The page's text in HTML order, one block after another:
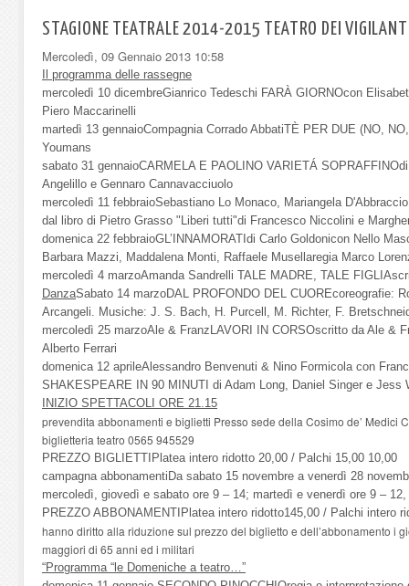
STAGIONE TEATRALE 2014-2015 TEATRO DEI
Mercoledì, 09 Gennaio 2013 10:58
Il programma delle rassegne
mercoledì 10 dicembreGianrico Tedeschi FARÀ GIORNOcon
Piero Maccarinelli
martedì 13 gennaioCompagnia Corrado AbbatiTÈ PER DUE (NO,
Youmans
sabato 31 gennaioCARMELA E PAOLINO VARIETÁ
Angelillo e Gennaro Cannavacciuolo
mercoledì 11 febbraioSebastiano Lo Monaco, Mariangela
dal libro di Pietro Grasso "Liberi tutti"di Francesco Niccolini e
domenica 22 febbraioGL’INNAMORATIdi Carlo Goldonicon Nello
Barbara Mazzi, Maddalena Monti, Raffaele Musellaregia Marco
mercoledì 4 marzoAmanda Sandrelli TALE MADRE, TALE
DanzaSabato 14 marzoDAL PROFONDO DEL CUOREcoreografie:
Arcangeli. Musiche: J. S. Bach, H. Purcell, M. Richter, F.
mercoledì 25 marzoAle & FranzLAVORI IN CORSOscritto da Ale &
Alberto Ferrari
domenica 12 aprileAlessandro Benvenuti & Nino Formicola con
SHAKESPEARE IN 90 MINUTI di Adam Long, Daniel Singer e Jess
INIZIO SPETTACOLI ORE 21.15
prevendita abbonamenti e biglietti Presso sede della Cosimo de’ Medici
biglietteria teatro 0565 945529
PREZZO BIGLIETTIPlatea intero ridotto 20,00 / Palchi 15,00 10,00
campagna abbonamentiDa sabato 15 novembre a venerdì 28
mercoledì, giovedì e sabato ore 9 – 14; martedì e venerdì ore 9 –
PREZZO ABBONAMENTIPlatea intero ridotto145,00 / Palchi intero
hanno diritto alla riduzione sul prezzo del biglietto e dell’abbonamento i
maggiori di 65 anni ed i militari
“Programma “le Domeniche a teatro…”